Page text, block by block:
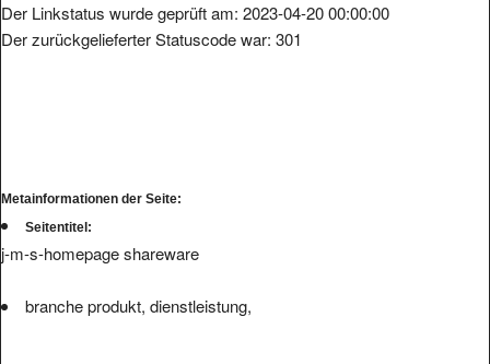
Der Linkstatus wurde geprüft am: 2023-04-20 00:00:00
Der zurückgelieferter Statuscode war: 301
Metainformationen der Seite:
Seitentitel:
j-m-s-homepage shareware
branche produkt, dienstleistung,